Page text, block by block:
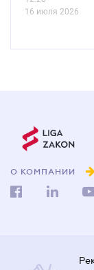
16 июля 2026
О КОМПАНИИ